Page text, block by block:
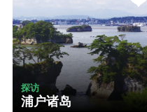
探访
浦户诸岛